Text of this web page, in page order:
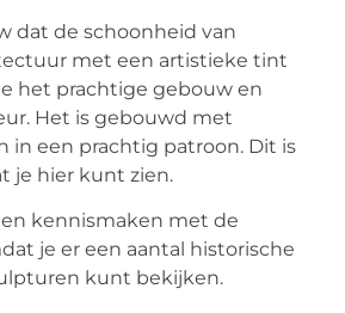
dat de schoonheid van
met een artistieke tint
het prachtige gebouw en
Het is gebouwd met
in een prachtig patroon. Dit is
je hier kunt zien.
kennismaken met de
je er een aantal historische
kunt bekijken.